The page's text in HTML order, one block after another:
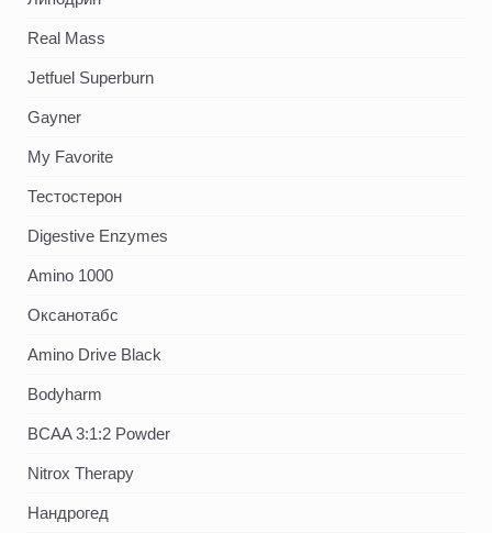
Real Mass
Jetfuel Superburn
Gayner
My Favorite
Тестостерон
Digestive Enzymes
Amino 1000
Оксанотабс
Amino Drive Black
Bodyharm
BCAA 3:1:2 Powder
Nitrox Therapy
Нандрогед